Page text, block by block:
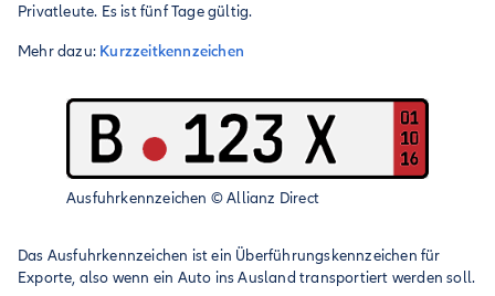
Privatleute. Es ist fünf Tage gültig.
Mehr dazu: Kurzzeitkennzeichen
Ausfuhrkennzeichen ©Allianz Direct
Das Ausfuhrkennzeichen ist ein Überführungskennzeichen für
Exporte, also wenn ein Auto ins Ausland transportiert werden soll.